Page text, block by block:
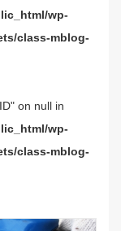
wp-
class-mblog-
on null in
wp-
class-mblog-